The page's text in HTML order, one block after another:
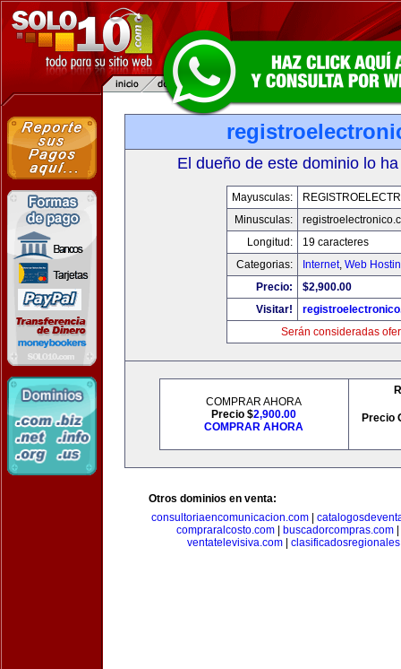
El dueño de este dominio lo
Mayusculas:
Minusculas:
Longitud:
19 caracteres
Categorias:
Internet, Web
Precio:
$2,900.00
Visitar!
Serán consideradas
COMPRAR AHORA
Precio $2,900.00
COMPRAR AHORA
Precio
Otros dominios en venta:
consultoriaencomunicacion.com
compraralcosto.com| buscadorcompras.com|
ventatelevisiva.com